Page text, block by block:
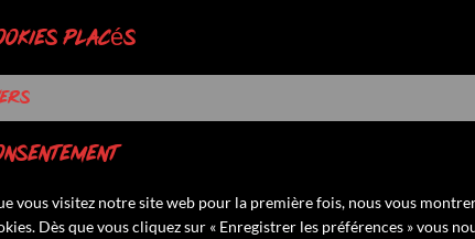
placés
vous visitez notre site web pour la première fois, nous vous
Dès que vous cliquez sur « Enregistrer les préférences » vous